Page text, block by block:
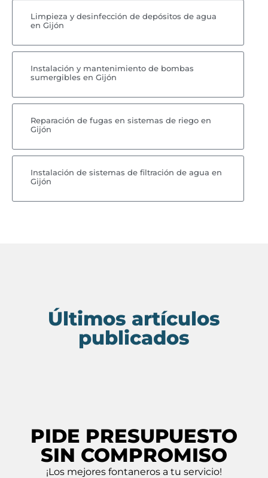
Limpieza y desinfección de depósitos de agua
en Gijón
Instalación y mantenimiento de bombas
sumergibles en Gijón
Reparación de fugas en sistemas de riego en
Gijón
Instalación de sistemas de filtración de agua en
Gijón
Últimos artículos
publicados
PIDE PRESUPUESTO
SIN COMPROMISO
¡Los mejores fontaneros a tu servicio!